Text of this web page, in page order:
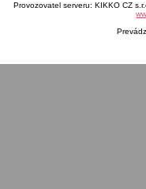
Provozovatel serveru: KIKKO CZ